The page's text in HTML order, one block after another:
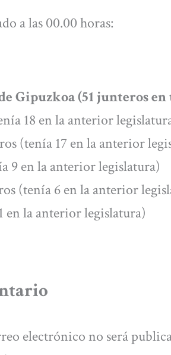
a las 00.00 horas:
Gipuzkoa (51 junteros
18 en la anterior
(tenía 17 en la anterior
9 en la anterior legislatura)
(tenía 6 en la anterior
en la anterior legislatura)
electrónico no será